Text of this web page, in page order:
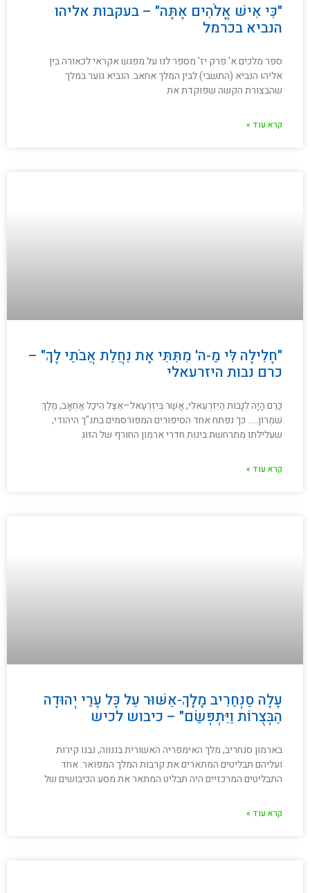
"כִּי אִישׁ אֱלֹהִים אָתָּה" – בעקבות אליהו
הנביא בכרמל
ספר מלכים א' פרק יז' מספר לנו על מפגש אקראי לכאורה בין
אליהו הנביא (התשבי) לבין המלך אחאב. הנביא גוער במלך
שהבצורת הקשה שפוקדת את
קרא עוד »
"חָלִילָה לִּי מֵ-ה' מִתִּתִּי אֶת נַחֲלַת אֲבֹתַי לָךְ" –
כרם נבות היזרעאלי
כֶּרֶם הָיָה לְנָבוֹת הַיִּזְרְעֵאלִי, אֲשֶׁר בְּיִזְרְעֶאל–אֵצֶל הֵיכַל אַחְאָב, מֶלֶךְ
שֹׁמְרוֹן….. כך נפתח אחד הסיפורים המפורסמים בתנ"ך היהודי,
שעלילתו מתרחשת בינות חדרי ארמון החורף של הזוג
קרא עוד »
עָלָה סַנְחֵרִיב מֶלֶךְ-אַשּׁוּר עַל כָּל עָרֵי יְהוּדָה
הַבְּצֻרוֹת וַיִּתְפְּשֵׂם" – כיבוש לכיש
בארמון סנחריב, מלך האימפריה האשורית בננווה, נבנו קירות
ועליהם תבליטים המתארים את קרבות המלך המפואר. אחד
התבליטים המרכזיים היה תבליט המתאר את מסע הכיבושים של
קרא עוד »